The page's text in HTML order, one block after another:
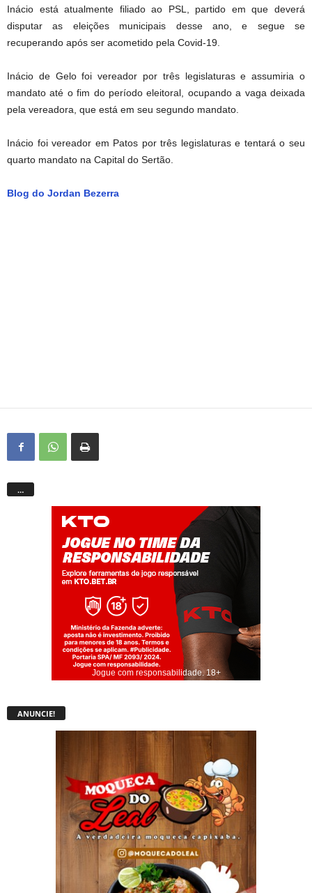
Inácio está atualmente filiado ao PSL, partido em que deverá
disputar as eleições municipais desse ano, e segue se
recuperando após ser acometido pela Covid-19.
Inácio de Gelo foi vereador por três legislaturas e assumiria o
mandato até o fim do período eleitoral, ocupando a vaga deixada
pela vereadora, que está em seu segundo mandato.
Inácio foi vereador em Patos por três legislaturas e tentará o seu
quarto mandato na Capital do Sertão.
Blog do Jordan Bezerra
…
Jogue com responsabilidade. 18+
ANUNCIE!